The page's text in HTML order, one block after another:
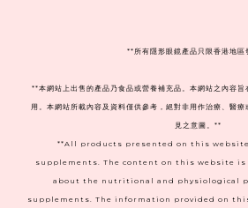
** 所有隱形眼鏡產品只限香港地區
**本網站上出售的產品乃食品或營養補充品。本網站之內容
用。本網站所載內容及資料僅供參考，絕對非用作治療、醫
見之意圖。**
**All products presented on this
supplements. The content on this website
about the nutritional and physiological
supplements. The information provided on